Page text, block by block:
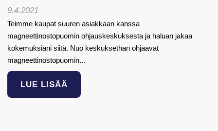
9.4.2021
Teimme kaupat suuren asiakkaan kanssa
magneettinostopuomin ohjauskeskuksesta ja haluan jakaa
kokemuksiani siitä. Nuo keskuksethan ohjaavat
magneettinostopuomin...
LUE LISÄÄ